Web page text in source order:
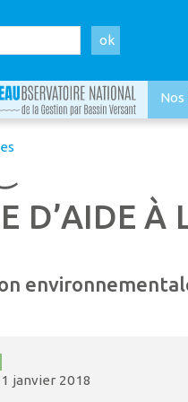
ok
D’AIDE À
1 janvier 2018